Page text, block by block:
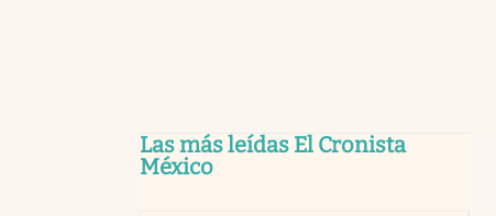
Las más leídas El Cronista
México